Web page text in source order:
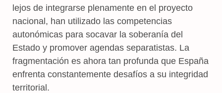
lejos de integrarse plenamente en el proyecto
nacional, han utilizado las competencias
autonómicas para socavar la soberanía del
Estado y promover agendas separatistas. La
fragmentación es ahora tan profunda que España
enfrenta constantemente desafíos a su integridad
territorial.